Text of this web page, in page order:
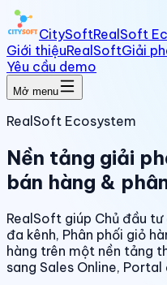
CitySoftRealSoft
Giới thiệuRealSoftGiải
Yêu cầu demo
Mở menu
RealSoft Ecosystem
Nền tảng giải
bán hàng &
RealSoft giúp Chủ đầu tư
đa kênh, Phân phối giỏ
hàng trên một nền tảng
sang Sales Online,